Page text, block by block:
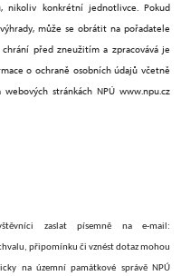
nikoliv konkrétní jednotlivce. Pokud
může se obrátit na pořadatele
před zneužitím a zpracovává je
o ochraně osobních údajů včetně
stránkách NPÚ www.npu.cz
zaslat písemně na e-mail:
připomínku či vznést dotaz mohou
na územní památkové správě NPÚ